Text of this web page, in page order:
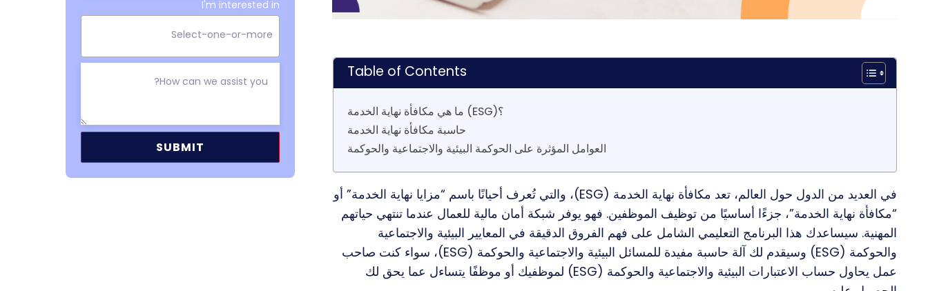
Table of Contents
ما هي مكافأة نهاية الخدمة (ESG)؟
حاسبة مكافأة نهاية الخدمة
العوامل المؤثرة على الحوكمة البيئية والاجتماعية والحوكمة
في العديد من الدول حول العالم، تعد مكافأة نهاية الخدمة (ESG)، والتي تُعرف أحيانًا باسم “مزايا نهاية الخدمة” أو
“مكافأة نهاية الخدمة”، جزءًا أساسيًا من توظيف الموظفين. فهو يوفر شبكة أمان مالية للعمال عندما تنتهي حياتهم
المهنية. سيساعدك هذا البرنامج التعليمي الشامل على فهم الفروق الدقيقة في المعايير البيئية والاجتماعية
والحوكمة (ESG) وسيقدم لك آلة حاسبة مفيدة للمسائل البيئية والاجتماعية والحوكمة (ESG)، سواء كنت صاحب
عمل يحاول حساب الاعتبارات البيئية والاجتماعية والحوكمة (ESG) لموظفيك أو موظفًا يتساءل عما يحق لك
I'm interested in